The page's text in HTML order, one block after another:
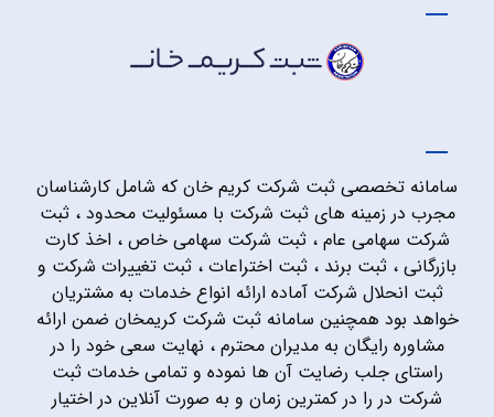
سامانه تخصصی ثبت شرکت کریم خان که شامل کارشناسان
مجرب در زمینه های ثبت شرکت با مسئولیت محدود ، ثبت
شرکت سهامی عام ، ثبت شرکت سهامی خاص ، اخذ کارت
بازرگانی ، ثبت برند ، ثبت اختراعات ، ثبت تغییرات شرکت و
ثبت انحلال شرکت آماده ارائه انواع خدمات به مشتریان
خواهد بود همچنین سامانه ثبت شرکت کریمخان ضمن ارائه
مشاوره رایگان به مدیران محترم ، نهایت سعی خود را در
راستای جلب رضایت آن ها نموده و تمامی خدمات ثبت
شرکت در را در کمترین زمان و به صورت آنلاین در اختیار